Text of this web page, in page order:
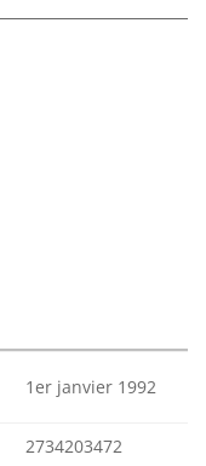
1er janvier 1992
2734203472